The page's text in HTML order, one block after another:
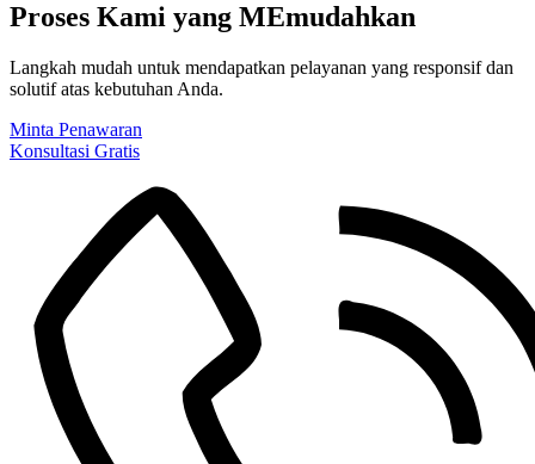
Proses Kami yang MEmudahkan
Langkah mudah untuk mendapatkan pelayanan yang responsif dan
solutif atas kebutuhan Anda.
Minta Penawaran
Konsultasi Gratis